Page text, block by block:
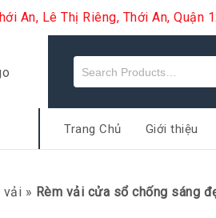
An, Lê Thị Riêng, Thới An, Quận
Trang Chủ Giới thiệu
vải » Rèm vải cửa sổ chống sáng